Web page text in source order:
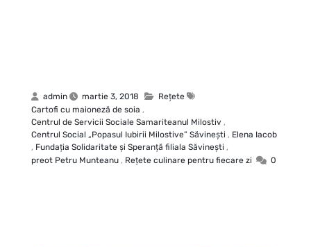
admin martie 3, 2018
Rețete
Cartofi cu maioneză de soia ,
Centrul de Servicii Sociale Samariteanul Milostiv ,
Centrul Social „Popasul Iubirii Milostive” Săvineşti , Elena Iacob
, Fundaţia Solidaritate şi Speranţă filiala Săvineşti ,
preot Petru Munteanu , Rețete culinare pentru fiecare zi 0